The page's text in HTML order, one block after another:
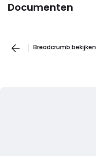
Documenten
Breadcrumb bekijken